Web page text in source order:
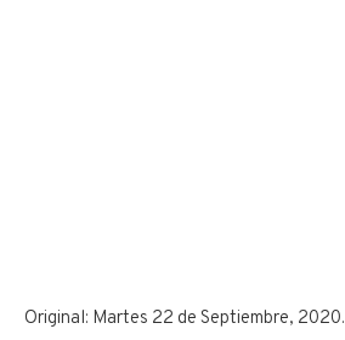
Original: Martes 22 de Septiembre, 2020.